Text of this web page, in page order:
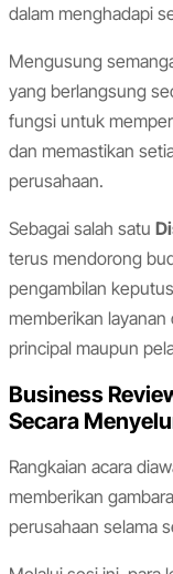
dalam menghadapi
Mengusung
yang berlangsung
fungsi untuk
dan memastikan
perusahaan.
Sebagai salah satu
terus mendorong
pengambilan
memberikan
principal maupun
Business
Secara
Rangkaian acara
memberikan
perusahaan selama